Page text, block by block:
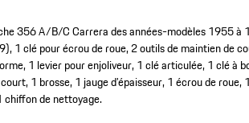
356 A/B/C Carrera des années-modèles 1955 à
1 clé pour écrou de roue, 2 outils de maintien de
1 levier pour enjoliveur, 1 clé articulée, 1 clé à
1 brosse, 1 jauge d’épaisseur, 1 écrou de roue,
chiffon de nettoyage.